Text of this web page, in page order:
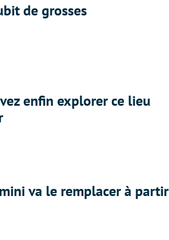
de grosses
enfin explorer ce lieu
va le remplacer à partir